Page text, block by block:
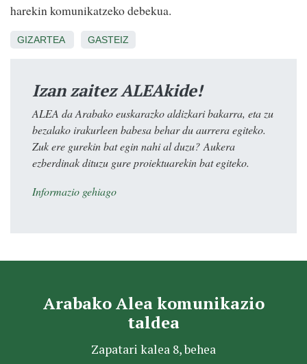
harekin komunikatzeko debekua.
GIZARTEA GASTEIZ
Izan zaitez ALEAkide!
ALEA da Arabako euskarazko aldizkari bakarra, eta zu
bezalako irakurleen babesa behar du aurrera egiteko.
Zuk ere gurekin bat egin nahi al duzu? Aukera
ezberdinak dituzu gure proiektuarekin bat egiteko.
Informazio gehiago
Arabako Alea komunikazio
taldea
Zapatari kalea 8, behea